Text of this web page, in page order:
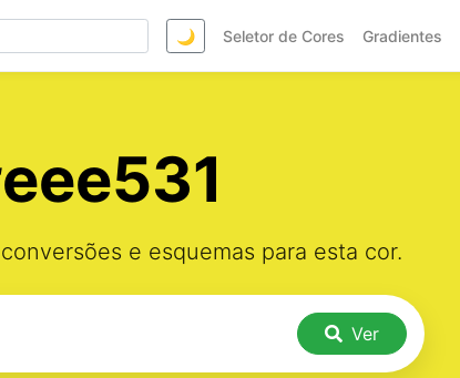
🌙 Seletor de Cores Gradientes
e esquemas para esta cor.
Ver